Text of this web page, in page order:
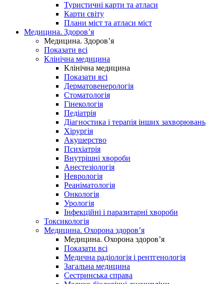
Туристичні карти та атласи
Карти світу
Плани міст та атласи міст
Медицина. Здоров’я
Медицина. Здоров’я
Показати всі
Клінічна медицина
Клінічна медицина
Показати всі
Дерматовенерологія
Стоматологія
Гінекологія
Педіатрія
Діагностика і терапія інших захворювань
Хірургія
Акушерство
Психіатрія
Внутрішні хвороби
Анестезіологія
Неврологія
Реаніматологія
Онкологія
Урологія
Інфекційні і паразитарні хвороби
Токсикологія
Медицина. Охорона здоров’я
Медицина. Охорона здоров’я
Показати всі
Медична радіологія і рентгенологія
Загальна медицина
Сестринська справа